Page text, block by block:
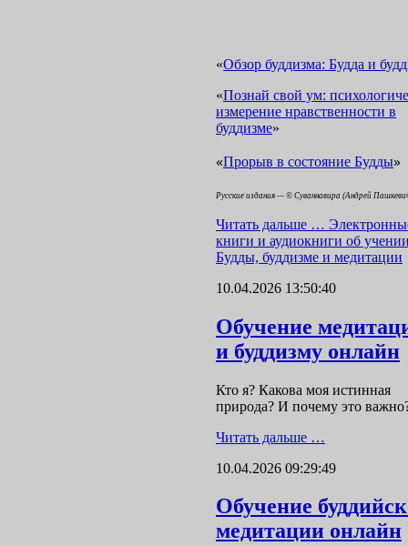
«Обзор буддизма: Будда и
«Познай свой ум:
измерение нравственности в
буддизме»
«Прорыв в состояние Будды»
Русские издания — © Суваннавира (Андрей
Читать дальше …
книги и аудиокниги об учении
Будды, буддизме и медитации
10.04.2026 13:50:40
Обучение
и буддизму онлайн
Кто я? Какова моя истинная
природа? И почему это
Читать дальше …
10.04.2026 09:29:49
Обучение
медитации онлайн